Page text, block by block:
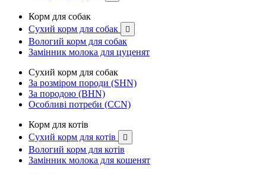
Корм для собак
Сухий корм для собак

Вологий корм для собак
Замінник молока для цуценят
Сухий корм для собак
За розміром породи (SHN)
За породою (BHN)
Особливі потреби (CCN)
Корм для котів
Сухий корм для котів

Вологий корм для котів
Замінник молока для кошенят